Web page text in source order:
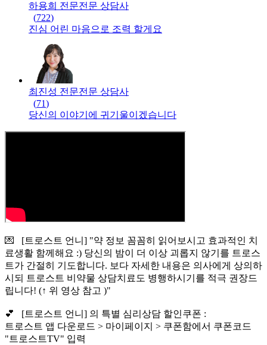
하용희 전문전문 상담사
(722)
진심 어린 마음으로 조력 할게요
최진성 전문전문 상담사
(71)
당신의 이야기에 귀기울이겠습니다
💌 [트로스트 언니] "약 정보 꼼꼼히 읽어보시고 효과적인 치
료생활 함께해요 :) 당신의 밤이 더 이상 괴롭지 않기를 트로스
트가 간절히 기도합니다. 보다 자세한 내용은 의사에게 상의하
시되 트로스트 비약물 상담치료도 병행하시기를 적극 권장드
립니다! (↑ 위 영상 참고 )"
💕 [트로스트 언니] 의 특별 심리상담 할인쿠폰 :
트로스트 앱 다운로드 > 마이페이지 > 쿠폰함에서 쿠폰코드
"트로스트TV" 입력